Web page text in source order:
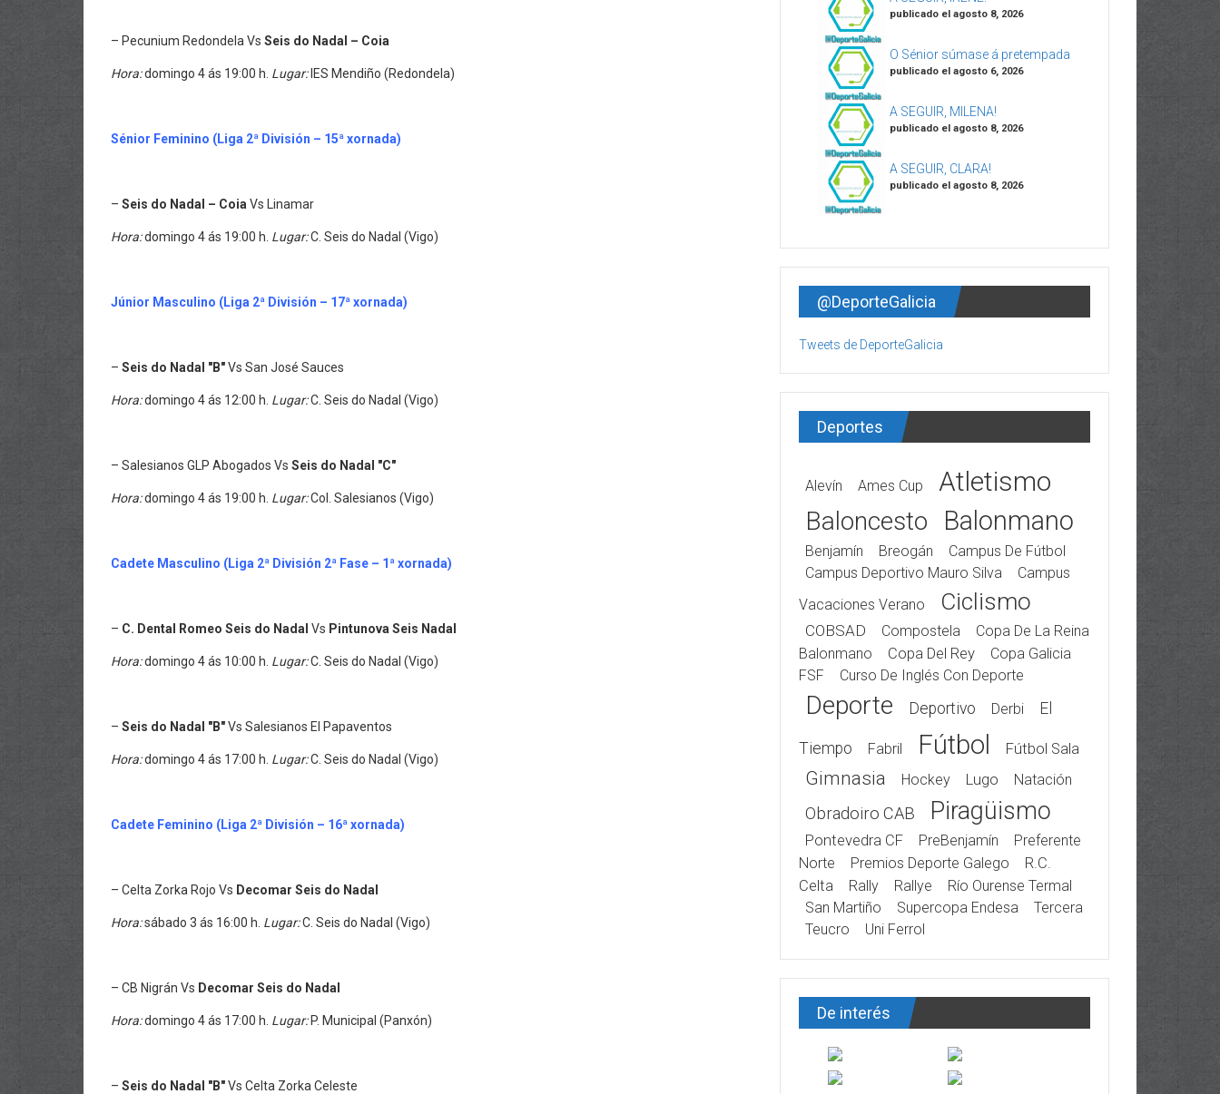
– Pecunium Redondela Vs Seis do Nadal – Coia
Hora:domingo 4 ás 19:00 h. Lugar: IES Mendiño (Redondela)
Sénior Feminino (Liga 2ª División – 15ª xornada)
– Seis do Nadal – Coia Vs Linamar
Hora:domingo 4 ás 19:00 h. Lugar:C. Seis do Nadal (Vigo)
Júnior Masculino (Liga 2ª División – 17ª xornada)
– Seis do Nadal "B"Vs San José Sauces
Hora:domingo 4 ás 12:00 h. Lugar:C. Seis do Nadal (Vigo)
– Salesianos GLP Abogados Vs Seis do Nadal "C"
Hora:domingo 4 ás 19:00 h. Lugar:Col. Salesianos (Vigo)
Cadete Mascul ino (Liga 2ª División 2ª Fase – 1ª xornada)
– C. Dental Romeo Seis do Nadal Vs Pintunova Seis Nadal
Hora:domingo 4 ás 10:00 h. Lugar:C. Seis do Nadal (Vigo)
– Seis do Nadal "B"Vs Salesianos EI Papaventos
Hora:domingo 4 ás 17:00 h. Lugar:C. Seis do Nadal (Vigo)
Cadete Feminino (Liga 2ª División – 16ª xornada)
– Celta Zorka Rojo Vs Decomar Seis do Nadal
Hora:sábado 3 ás 16:00 h. Lugar:C. Seis do Nadal (Vigo)
– CB Nigrán Vs Decomar Seis do Nadal
Hora:domingo 4 ás 17:00 h. Lugar: P. Municipal (Panxón)
– Seis do Nadal "B"Vs Celta Zorka Celeste
publicado el agosto 8, 2026
O Sénior súmase á pretempada
publicado el agosto 6, 2026
A SEGUIR, MILENA!
publicado el agosto 8, 2026
A SEGUIR, CLARA!
publicado el agosto 8, 2026
@DeporteGalicia
Tweets de DeporteGalicia
Deportes
Alevín Ames Cup Atletismo
Baloncesto Balonmano
Benjamín Breogán
Campus De Fútbol
Campus Deportivo Mauro Silva
Campus
Vacaciones Verano
Ciclismo
COBSAD Compostela
Copa De La Reina
Balonmano
Copa Del Rey
Copa Galicia
FSF
Curso De Inglés Con Deporte
Deporte Deportivo Derbi El
Tiempo Fabril Fútbol Fútbol Sala
Gimnasia Hockey Lugo Natación
Obradoiro CAB Piragüismo
Pontevedra CF PreBenjamín
Preferente
Norte
Premios Deporte Galego
R.C.
Celta
Rally Rallye
Río Ourense Termal
San Martiño
Supercopa Endesa
Tercera
Teucro
Uni Ferrol
De interés